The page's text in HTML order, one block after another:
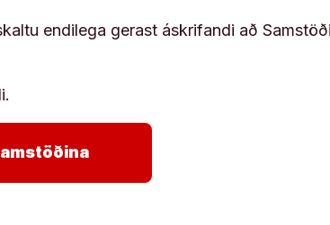
endilega gerast áskrifandi að